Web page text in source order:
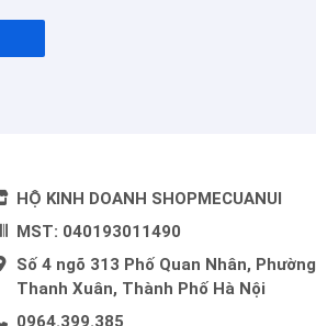
HỘ KINH DOANH SHOPMECUANUI
MST: 040193011490
Số 4 ngõ 313 Phố Quan Nhân, Phường
Thanh Xuân, Thành Phố Hà Nội
0964.399.385